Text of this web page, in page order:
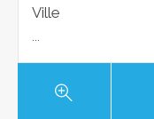
Ville
...